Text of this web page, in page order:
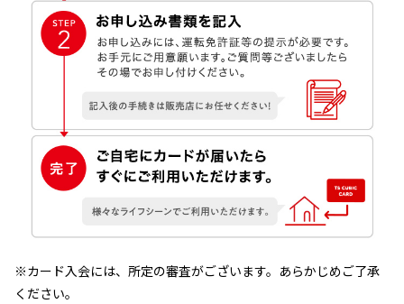
※カード入会には、所定の審査がございます。あらかじめご了承
ください。